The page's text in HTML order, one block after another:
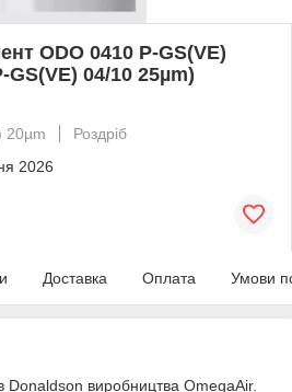
ODO 0410 P-GS(VE)
04/10 25µm)
20µm
Роздріб
2026
Доставка Оплата Умови
Donaldson виробництва OmegaAir.